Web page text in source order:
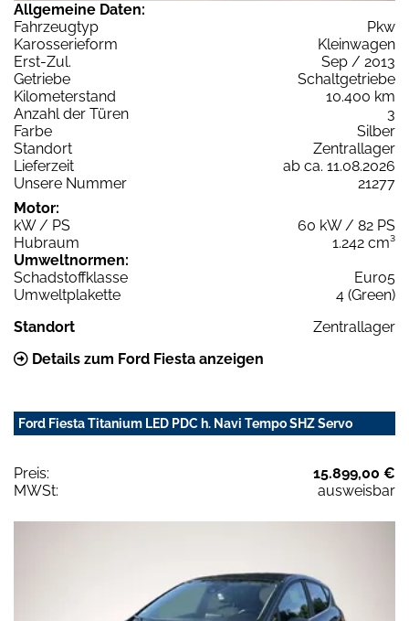
Allgemeine Daten:
Fahrzeugtyp
Pkw
Karosserieform
Kleinwagen
Erst-Zul.
Sep / 2013
Getriebe
Schaltgetriebe
Kilometerstand
10.400 km
Anzahl der Türen
3
Farbe
Silber
Standort
Zentrallager
Lieferzeit
ab ca. 11.08.2026
Unsere Nummer
21277
Motor:
kW / PS
60 kW / 82 PS
Hubraum
1.242 cm³
Umweltnormen:
Schadstoffklasse
Euro5
Umweltplakette
4 (Green)
Standort
Zentrallager
Details zum Ford Fiesta anzeigen
Ford Fiesta Titanium LED PDC h. Navi Tempo SHZ Servo
Preis:
15.899,00 €
MWSt:
ausweisbar